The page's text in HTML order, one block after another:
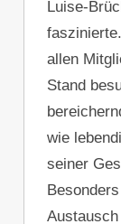
Luise-
allen
Stand
wie
seiner